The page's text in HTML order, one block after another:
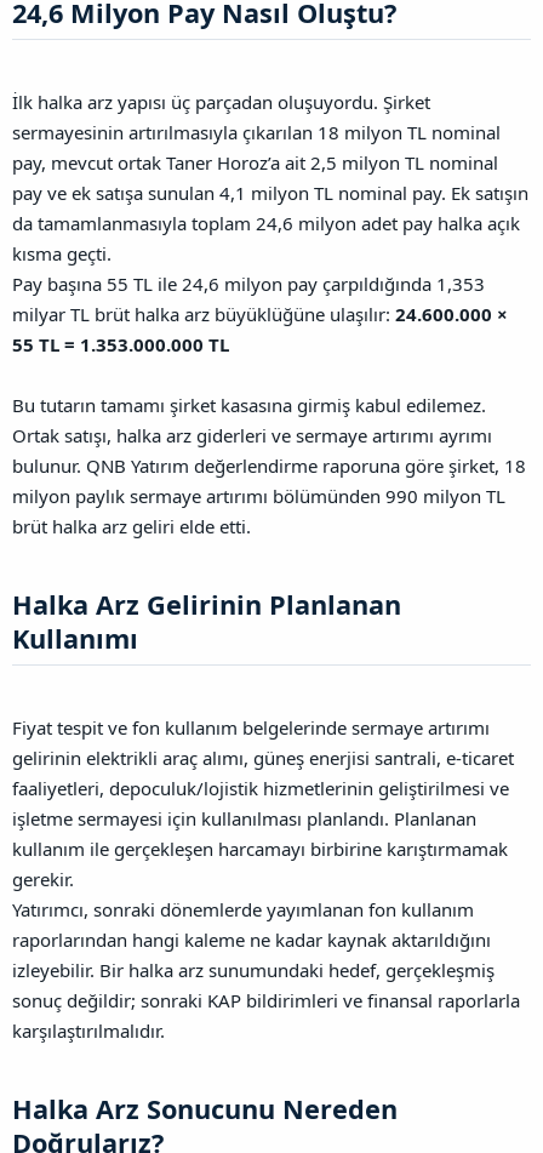
24,6 Milyon Pay Nasıl Oluştu?​
İlk halka arz yapısı üç parçadan oluşuyordu. Şirket
sermayesinin artırılmasıyla çıkarılan 18 milyon TL nominal
pay, mevcut ortak Taner Horoz’a ait 2,5 milyon TL nominal
pay ve ek satışa sunulan 4,1 milyon TL nominal pay. Ek satışın
da tamamlanmasıyla toplam 24,6 milyon adet pay halka açık
kısma geçti.
Pay başına 55 TL ile 24,6 milyon pay çarpıldığında 1,353
milyar TL brüt halka arz büyüklüğüne ulaşılır: 24.600.000 ×
55 TL = 1.353.000.000 TL
Bu tutarın tamamı şirket kasasına girmiş kabul edilemez.
Ortak satışı, halka arz giderleri ve sermaye artırımı ayrımı
bulunur. QNB Yatırım değerlendirme raporuna göre şirket, 18
milyon paylık sermaye artırımı bölümünden 990 milyon TL
brüt halka arz geliri elde etti.
Halka Arz Gelirinin Planlanan
Kullanımı​
Fiyat tespit ve fon kullanım belgelerinde sermaye artırımı
gelirinin elektrikli araç alımı, güneş enerjisi santrali, e-ticaret
faaliyetleri, depoculuk/lojistik hizmetlerinin geliştirilmesi ve
işletme sermayesi için kullanılması planlandı. Planlanan
kullanım ile gerçekleşen harcamayı birbirine karıştırmamak
gerekir.
Yatırımcı, sonraki dönemlerde yayımlanan fon kullanım
raporlarından hangi kaleme ne kadar kaynak aktarıldığını
izleyebilir. Bir halka arz sunumundaki hedef, gerçekleşmiş
sonuç değildir; sonraki KAP bildirimleri ve finansal raporlarla
karşılaştırılmalıdır.
Halka Arz Sonucunu Nereden
Doğrularız?​